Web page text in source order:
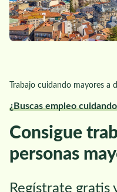
Trabajo cuidando mayores a
¿Buscas empleo
Consigue
personas
Regístrate gratis